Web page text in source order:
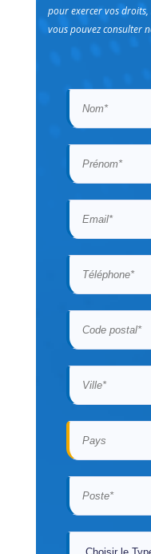
pour exercer vos
vous pouvez consulter